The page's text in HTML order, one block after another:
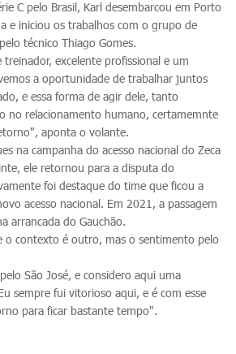
C pelo Brasil, Karl desembarcou em Porto
e iniciou os trabalhos com o grupo de
técnico Thiago Gomes.
excelente profissional e um
a oportunidade de trabalhar juntos
e essa forma de agir dele, tanto
no relacionamento humano, certamemnte
aponta o volante.
na campanha do acesso nacional do Zeca
ele retornou para a disputa do
foi destaque do time que ficou a
acesso nacional. Em 2021, a passagem
arrancada do Gauchão.
o contexto é outro, mas o sentimento pelo
São José, e considero aqui uma
sempre fui vitorioso aqui, e é com esse
para ficar bastante tempo".